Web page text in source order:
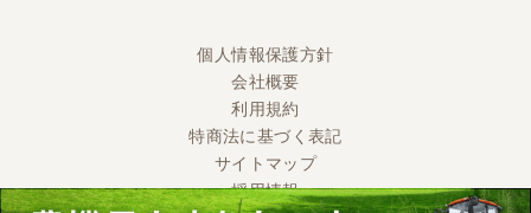
てますが、うちやったら一通り整備して80万ぐらい
は欲しいなと言うてました。この機種は、故障が少
ないみたいで、状態にもよりますが50万前後なら、
買いだとも言うてました。今年4反ほど田植えしまし
たが、何も問題なく植えれました。整地ローター付
きはいいですね。きちんと整備し、大事にします。
色々とありがとうございました。
個人情報保護方針
会社概要
利用規約
特商法に基づく表記
サイトマップ
採用情報